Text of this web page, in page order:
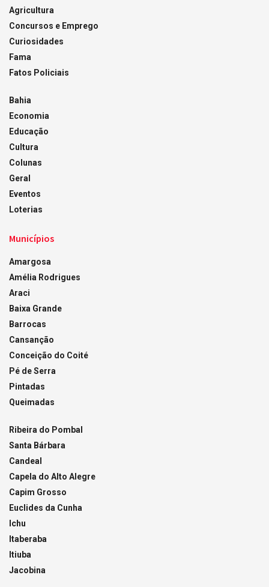
Agricultura
Concursos e Emprego
Curiosidades
Fama
Fatos Policiais
Bahia
Economia
Educação
Cultura
Colunas
Geral
Eventos
Loterias
Municípios
Amargosa
Amélia Rodrigues
Araci
Baixa Grande
Barrocas
Cansanção
Conceição do Coité
Pé de Serra
Pintadas
Queimadas
Ribeira do Pombal
Santa Bárbara
Candeal
Capela do Alto Alegre
Capim Grosso
Euclides da Cunha
Ichu
Itaberaba
Itiuba
Jacobina